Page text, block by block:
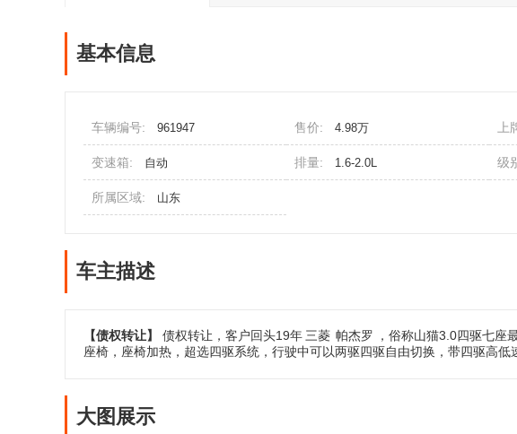
基本信息
车辆编号: 961947 售价: 4.98万 上
变速箱: 自动 排量: 1.6-2.0L 级
所属区域: 山东
车主描述
【债权转让】 债权转让，客户回头19年 三菱 帕杰罗 ，俗称山猫3.0四驱七座
座椅，座椅加热，超选四驱系统，行驶中可以两驱四驱自由切换，带四驱高低
大图展示